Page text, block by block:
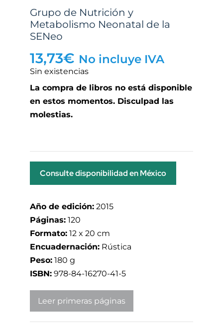
Grupo de Nutrición y
Metabolismo Neonatal de la
SENeo
13,73€ No incluye IVA
Sin existencias
La compra de libros no está disponible
en estos momentos. Disculpad las
molestias.
Consulte disponibilidad en México
Año de edición: 2015
Páginas: 120
Formato: 12 x 20 cm
Encuadernación: Rústica
Peso: 180 g
ISBN: 978-84-16270-41-5
Leer primeras páginas